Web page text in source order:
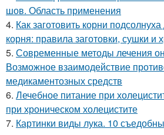
шов. Область применения
4. Как заготовить корни
корня: правила заготовки, сушки и
5. Современные методы лечения
Возможное взаимодействие
медикаментозных средств
6. Лечебное питание при
при хроническом холецистите
7. Картинки виды лука. 10